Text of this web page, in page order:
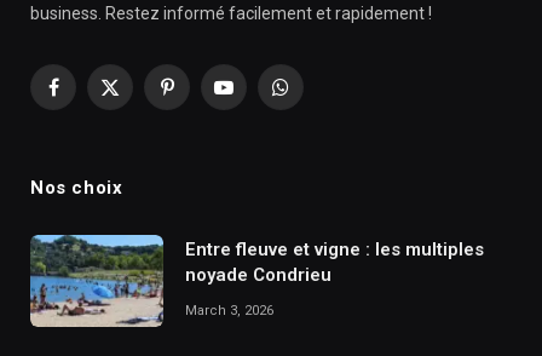
business. Restez informé facilement et rapidement !
Facebook
X
PinterestYouTubeWhatsApp
Nos choix
Entre fleuve et vigne : les multiples
noyade Condrieu
March 3, 2026